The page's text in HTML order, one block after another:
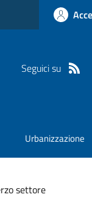
Seguici su
Urbanizzazione
settore